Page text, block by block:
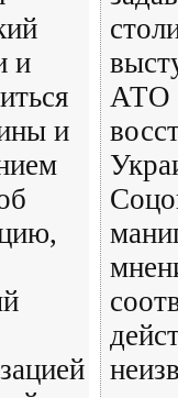
и
и
АТО